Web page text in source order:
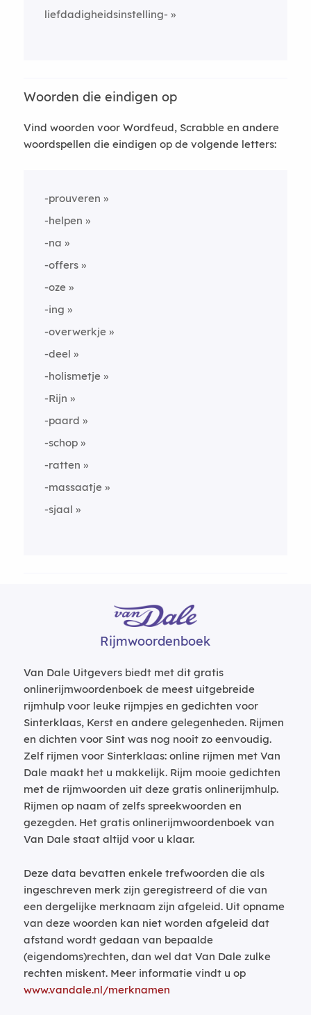
liefdadigheidsinstelling-
Woorden die eindigen op
Vind woorden voor Wordfeud, Scrabble en andere
woordspellen die eindigen op de volgende letters:
-prouveren
-helpen
-na
-offers
-oze
-ing
-overwerkje
-deel
-holismetje
-Rijn
-paard
-schop
-ratten
-massaatje
-sjaal
Rijmwoordenboek
Van Dale Uitgevers biedt met dit gratis
onlinerijmwoordenboek de meest uitgebreide
rijmhulp voor leuke rijmpjes en gedichten voor
Sinterklaas, Kerst en andere gelegenheden. Rijmen
en dichten voor Sint was nog nooit zo eenvoudig.
Zelf rijmen voor Sinterklaas: online rijmen met Van
Dale maakt het u makkelijk. Rijm mooie gedichten
met de rijmwoorden uit deze gratis onlinerijmhulp.
Rijmen op naam of zelfs spreekwoorden en
gezegden. Het gratis onlinerijmwoordenboek van
Van Dale staat altijd voor u klaar.
Deze data bevatten enkele trefwoorden die als
ingeschreven merk zijn geregistreerd of die van
een dergelijke merknaam zijn afgeleid. Uit opname
van deze woorden kan niet worden afgeleid dat
afstand wordt gedaan van bepaalde
(eigendoms)rechten, dan wel dat Van Dale zulke
rechten miskent. Meer informatie vindt u op
www.vandale.nl/merknamen